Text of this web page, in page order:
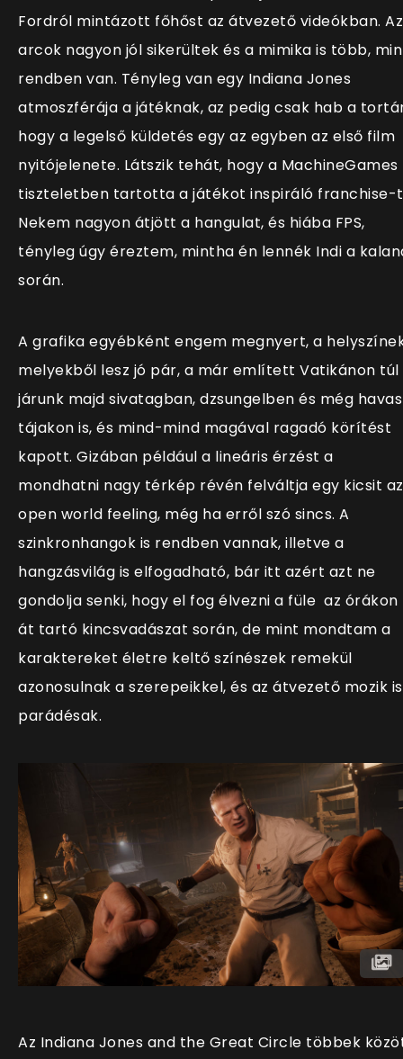
Fordról mintázott főhőst az átvezető videókban. Az
arcok nagyon jól sikerültek és a mimika is több,
rendben van. Tényleg van egy Indiana Jones
atmoszférája a játéknak, az pedig csak hab a
hogy a legelső küldetés egy az egyben az első film
nyitójelenete. Látszik tehát, hogy a MachineGames
tiszteletben tartotta a játékot inspiráló franchise-
Nekem nagyon átjött a hangulat, és hiába FPS,
tényleg úgy éreztem, mintha én lennék Indi a
során.
A grafika egyébként engem megnyert, a
melyekből lesz jó pár, a már említett Vatikánon túl
járunk majd sivatagban, dzsungelben és még havas
tájakon is, és mind-mind magával ragadó körítést
kapott. Gizában például a lineáris érzést a
mondhatni nagy térkép révén felváltja egy kicsit az
open world feeling, még ha erről szó sincs. A
szinkronhangok is rendben vannak, illetve a
hangzásvilág is elfogadható, bár itt azért azt ne
gondolja senki, hogy el fog élvezni a füle az órákon
át tartó kincsvadászat során, de mint mondtam a
karaktereket életre keltő színészek remekül
azonosulnak a szerepeikkel, és az átvezető mozik is
parádésak.
Az Indiana Jones and the Great Circle többek